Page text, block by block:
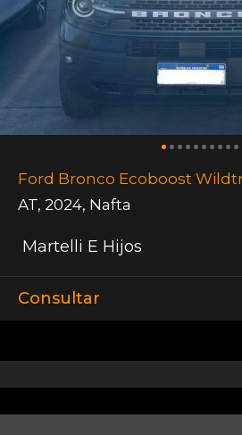
Ford Bronco Ecoboost
AT, 2024, Nafta
Martelli E Hijos
Consultar